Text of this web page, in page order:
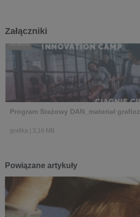
Załączniki
Program Srażowy DAN_materiał
grafika | 3,16 MB
Powiązane artykuły